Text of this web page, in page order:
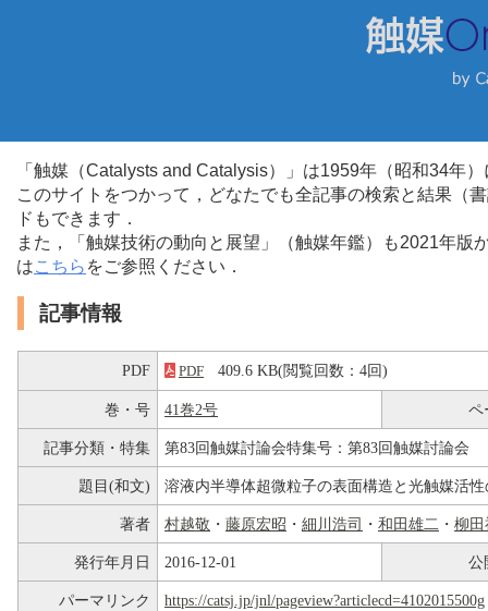
「触媒（Catalysts and Catalysis）」は1959年（昭和34年
このサイトをつかって，どなたでも全記事の検索と結果（
ドもできます．
また，「触媒技術の動向と展望」（触媒年鑑）も2021年
はこちら をご参照ください．
記事情報
PDF PDF 409.6 KB(閲覧回数：4回)
巻・号 41巻2号 ペ
記事分類・特集 第83回触媒討論会特集号：第83回触媒討論会
題目(和文) 溶液内半導体超微粒子の表面構造と光触媒活
著者 村越敬 ・ 藤原宏昭 ・ 細川浩司 ・ 和田雄二 ・ 柳田
発行年月日 2016-12-01 公
パーマリンク https://catsj.jp/jnl/pageview?articlecd=4102015500g